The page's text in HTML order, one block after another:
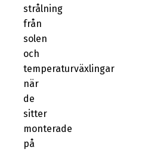
strålning
från
solen
och
temperaturväxlingar
när
de
sitter
monterade
på